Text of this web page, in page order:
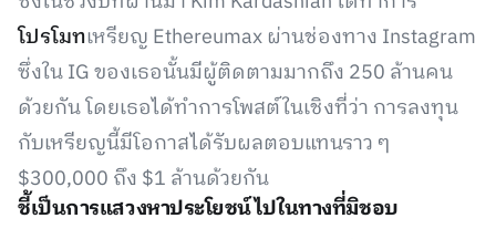
โปรโมทเหรียญ Ethereumax ผ่านช่องทาง Instagram
ซึ่งใน IG ของเธอนั้นมีผู้ติดตามมากถึง 250 ล้านคน
ด้วยกัน โดยเธอได้ทำการโพสต์ในเชิงที่ว่า การลงทุน
กับเหรียญนี้มีโอกาสได้รับผลตอบแทนราว ๆ
$300,000 ถึง $1 ล้านด้วยกัน
ชี้เป็นการแสวงหาประโยชน์ไปในทางที่มิชอบ